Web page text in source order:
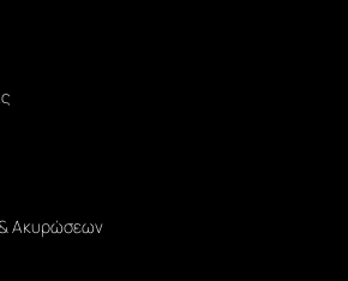
Ακυρώσεων